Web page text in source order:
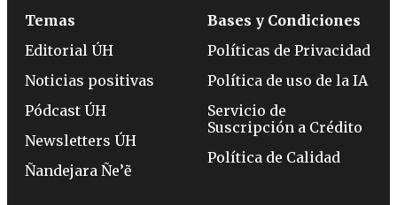
Temas
Editorial ÚH
Noticias positivas
Pódcast ÚH
Newsletters ÚH
Ñandejara Ñe’ẽ
Bases y Condiciones
Políticas de Privacidad
Política de uso de la IA
Servicio de
Suscripción a Crédito
Política de Calidad